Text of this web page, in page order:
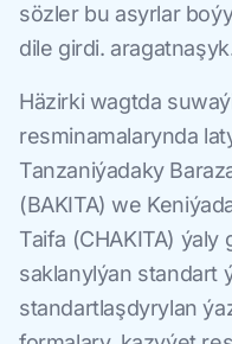
sözler bu asyrlar
dile girdi.
Häzirki wagtda
resminamalarynda
Tanzaniýadaky
(BAKITA) we
Taifa (CHAKITA) ýaly
saklanylýan standart
standartlaşdyrylan